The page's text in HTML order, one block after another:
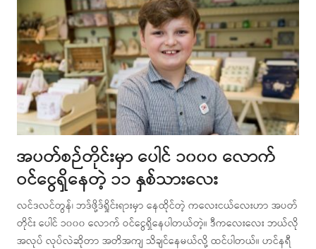
အပတ်စဉ်တိုင်းမှာ ပေါင် ၁၀၀၀ လောက်
ဝင်ငွေရှိနေတဲ့ ၁၁ နှစ်သားလေး
လင်ဒလင်တွန်၊ ဘဒ်ဖို့ဒ်ရှိုင်းရားမှာ နေထိုင်တဲ့ ကလေးငယ်လေးဟာ အပတ်
တိုင်း ပေါင် ၁၀၀၀ လောက် ဝင်ငွေရှိနေပါတယ်တဲ့။ ဒီကလေးလေး ဘယ်လို
အလုပ် လုပ်လဲဆိုတာ အတိအကျ သိချင်နေမယ်လို့ ထင်ပါတယ်။ ဟင်နရီ